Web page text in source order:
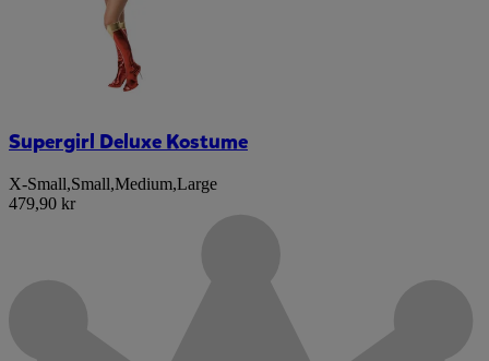
Supergirl Deluxe Kostume
X-Small,Small,Medium,Large
479,90 kr